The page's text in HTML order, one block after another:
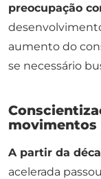
preocupação
aumento do
se necessário
movimentos
A partir da
acelerada